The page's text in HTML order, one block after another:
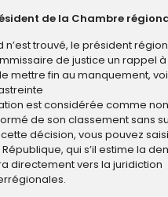
de la Chambre
n’est trouvé, le président
de justice un rappel à
mettre fin au manquement,
est considérée comme
de son classement sans
décision, vous pouvez
qui s’il estime la
directement vers la juridiction